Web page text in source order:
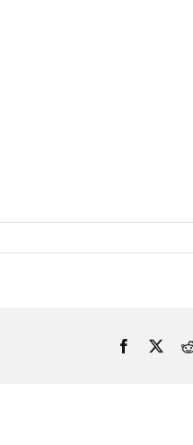
Facebook
X